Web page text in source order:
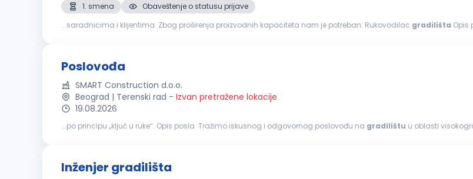
1. smena
Obaveštenje o statusu prijave
...saradnicima i klijentima. Zbog proširenja proizvodnih kapaciteta nam je potreban: Rukovodilac gradilišta Opis posla: Planiranje,
Poslovođa
SMART Construction d.o.o.
Beograd | Terenski rad - Izvan pretražene lokacije
19.08.2026
...po principu „ključ u ruke“. Opis posla Tražimo iskusnog i odgovornog poslovođu na gradilištu u oblasti
Inženjer gradilišta